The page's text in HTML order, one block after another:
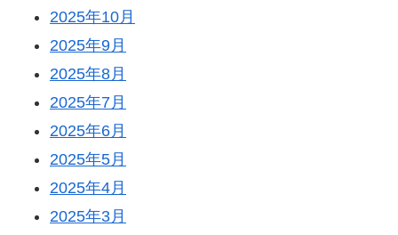
2025年10月
2025年9月
2025年8月
2025年7月
2025年6月
2025年5月
2025年4月
2025年3月